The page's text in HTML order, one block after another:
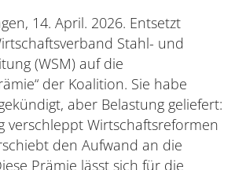
14. April. 2026. Entsetzt
Stahl- und
(WSM) auf die
der Koalition. Sie habe
aber Belastung geliefert:
verschleppt Wirtschaftsreformen
den Aufwand an die
Prämie lässt sich für die